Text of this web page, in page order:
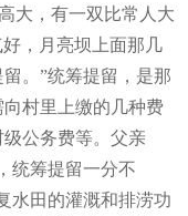
大，有一双比常人大
好，月亮坝上面那几
。”统筹提留，是那
村里上缴的几种费
公务费等。父亲
统筹提留一分不
水田的灌溉和排涝功